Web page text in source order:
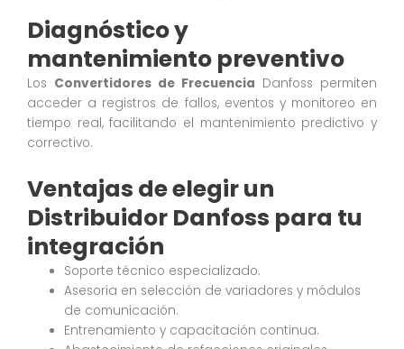
Diagnóstico y
mantenimiento preventivo
Los Convertidores de Frecuencia Danfoss permiten
acceder a registros de fallos, eventos y monitoreo en
tiempo real, facilitando el mantenimiento predictivo y
correctivo.
Ventajas de elegir un
Distribuidor Danfoss para tu
integración
Soporte técnico especializado.
Asesoría en selección de variadores y módulos
de comunicación.
Entrenamiento y capacitación continua.